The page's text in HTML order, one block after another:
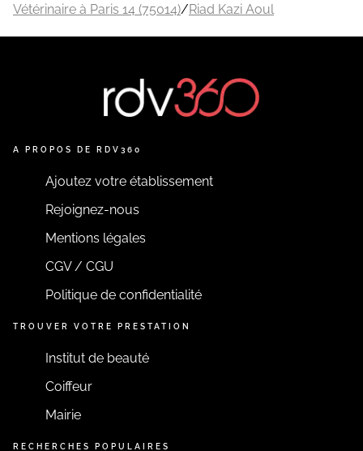
Vétérinaire à Paris 14 (75014)/Riad Kazi Aoul
A PROPOS DE RDV360
Ajoutez votre établissement
Rejoignez-nous
Mentions légales
CGV / CGU
Politique de confidentialité
TROUVER VOTRE PRESTATION
Institut de beauté
Coiffeur
Mairie
RECHERCHES POPULAIRES